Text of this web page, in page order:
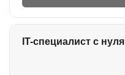
IT-специалист с нуля